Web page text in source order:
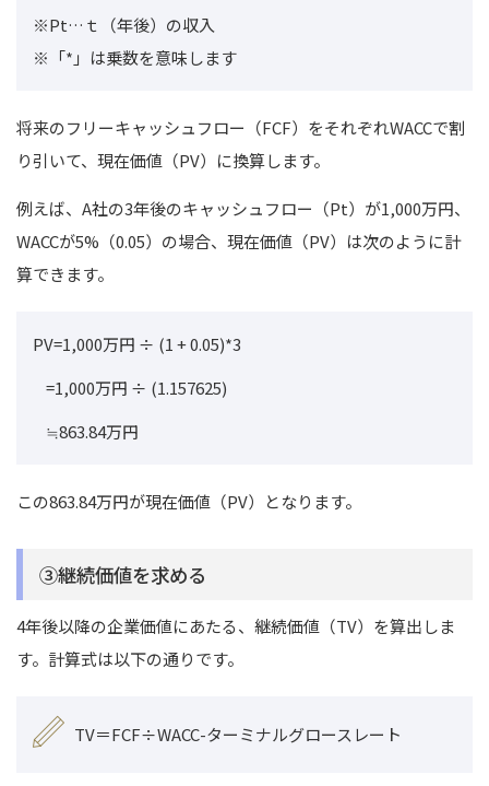
※Pt…ｔ（年後）の収入
※「*」は乗数を意味します
将来のフリーキャッシュフロー（FCF）をそれぞれWACCで割
り引いて、現在価値（PV）に換算します。
例えば、A社の3年後のキャッシュフロー（Pt）が1,000万円、
WACCが5%（0.05）の場合、現在価値（PV）は次のように計
算できます。
PV=1,000万円 ÷ (1 + 0.05)*3
=1,000万円 ÷ (1.157625)
≒863.84万円
この863.84万円が現在価値（PV）となります。
③継続価値を求める
4年後以降の企業価値にあたる、継続価値（TV）を算出しま
す。 計算式は以下の通りです。
TV＝FCF÷WACC-ターミナルグロースレート